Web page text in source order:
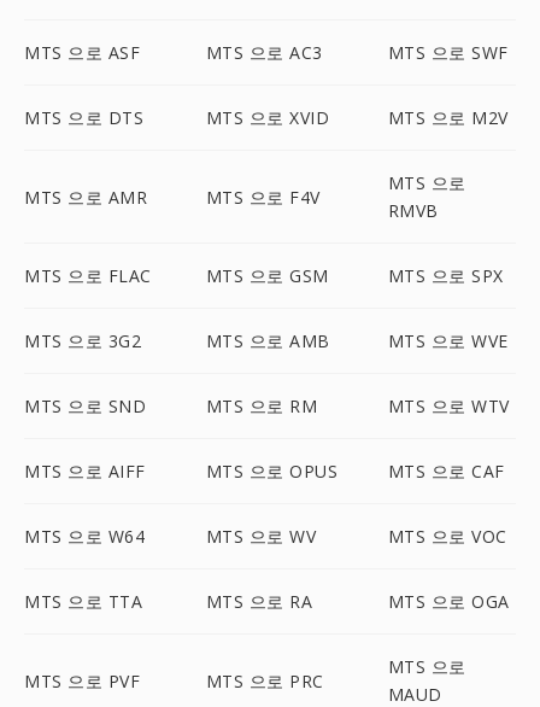
MTS 으로 ASF MTS 으로 AC3 MTS 으로 SWF
MTS 으로 DTS MTS 으로 XVID MTS 으로 M2V
MTS 으로 AMR MTS 으로 F4V
MTS 으로
RMVB
MTS 으로 FLAC MTS 으로 GSM MTS 으로 SPX
MTS 으로 3G2 MTS 으로 AMB MTS 으로 WVE
MTS 으로 SND MTS 으로 RM MTS 으로 WTV
MTS 으로 AIFF MTS 으로 OPUS MTS 으로 CAF
MTS 으로 W64 MTS 으로 WV MTS 으로 VOC
MTS 으로 TTA MTS 으로 RA MTS 으로 OGA
MTS 으로 PVF MTS 으로 PRC
MTS 으로
MAUD